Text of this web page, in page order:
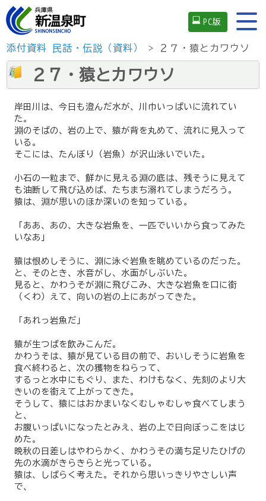
PC版
添付資料 民話・伝説（資料） > ２７・猿とカワウソ
２７・猿とカワウソ
岸田川は、今日も澄んだ水が、川巾いっぱいに流れてい
た。
淵のそばの、岩の上で、猿が背を丸めて、流れに見入って
いる。
そこには、たんぼり（岩魚）が沢山泳いでいた。
小石の一粒まで、鮮かに見える淵の底は、残そうに見えて
も油断して飛び込めば、たちまち溺れてしまうだろう。
猿は、淵が思いのほか深いのを知っている。
「ああ、あの、大きな岩魚を、一匹でいいから食ってみた
いなあ」
猿は恨めしそうに、淵に泳ぐ岩魚を眺めているのだった。
と、そのとき、水音がし、水面がしぶいた。
見ると、かわうそが淵に飛びこみ、大きな岩魚を口に銜
（くわ）えて、向いの岩の上にあがってきた。
「あれっ岩魚だ」
猿が生つばを飲みこんだ。
かわうそは、猿が見ている目の前で、おいしそうに岩魚を
食べ終わると、次の獲物をねらって、
するっと水中にもぐり、また、わけもなく、先刻のより大
きいのを銜えて上がってきた。
そうして、猿にはおかまいなくむしゃむしゃ食べてしまう
と、
お腹いっぱいになったとみえ、岩の上で日向ぼっこをはじ
めた。
晩秋の日差しはやわらかく、かわうその満ち足りたひげの
先の水滴がきらきらと光っている。
猿は、しばらく考えた。それから思いっきりやさしい声
で、